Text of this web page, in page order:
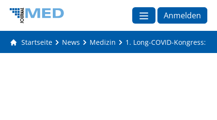
Anmelden
Startseite News Medizin 1. Long-COVID-Kongress: